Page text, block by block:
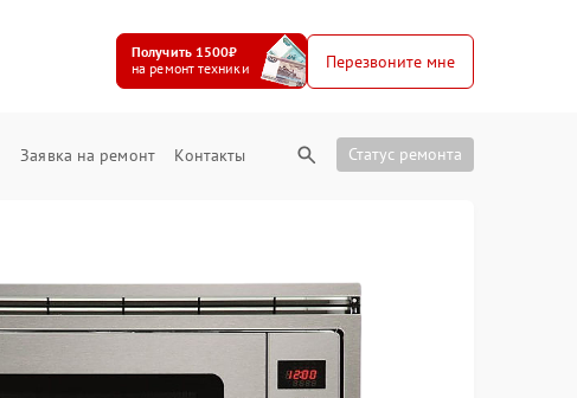
Получить 1500₽
на ремонт техники
Перезвоните мне
Заявка на ремонт Контакты Статус ремонта